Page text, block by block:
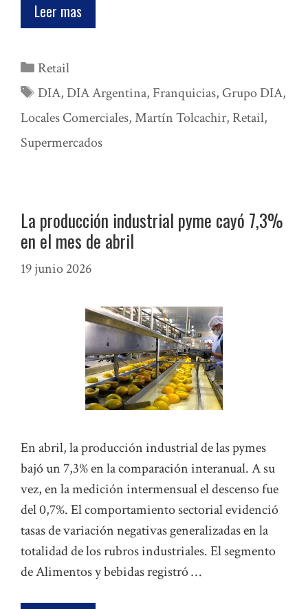
Leer mas
Categorías
Retail
Etiquetas
DIA,DIA Argentina, Franquicias, Grupo DIA,
Locales Comerciales,Martín Tolcachir, Retail,
Supermercados
La producción industrial pyme cayó 7,3%
en el mes de abril
19 junio 2026
En abril, la producción industrial de las pymes
bajó un 7,3% en la comparación interanual. A su
vez, en la medición intermensual el descenso fue
del 0,7%. El comportamiento sectorial evidenció
tasas de variación negativas generalizadas en la
totalidad de los rubros industriales. El segmento
de Alimentos y bebidas registró …